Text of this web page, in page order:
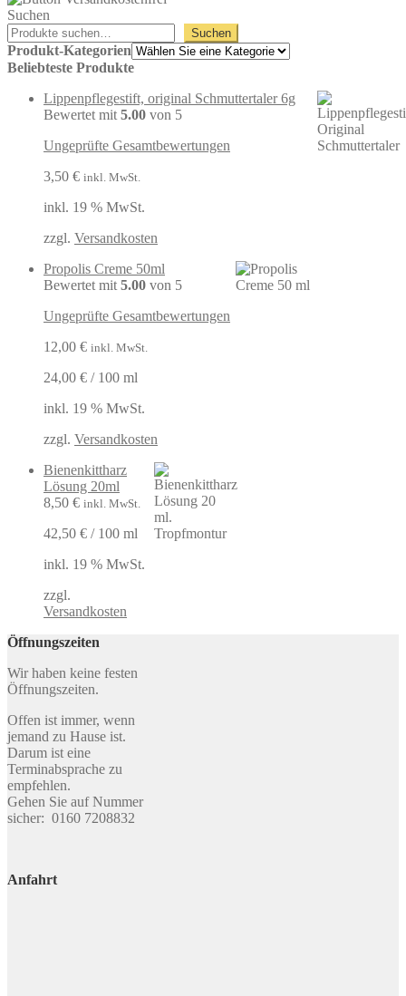
Suchen
Suchen
Produkt-Kategorien
Beliebteste Produkte
Lippenpflegestift, original Schmuttertaler 6g
Bewertet mit 5.00 von 5
Ungeprüfte Gesamtbewertungen
3,50 € inkl. MwSt.
inkl. 19 % MwSt.
zzgl. Versandkosten
Propolis Creme 50ml
Bewertet mit 5.00 von 5
Ungeprüfte Gesamtbewertungen
12,00 € inkl. MwSt.
24,00 € / 100 ml
inkl. 19 % MwSt.
zzgl. Versandkosten
Bienenkittharz
Lösung 20ml
8,50 € inkl. MwSt.
42,50 € / 100 ml
inkl. 19 % MwSt.
zzgl.
Versandkosten
Öffnungszeiten
Wir haben keine festen
Öffnungszeiten.
Offen ist immer, wenn
jemand zu Hause ist.
Darum ist eine
Terminabsprache zu
empfehlen.
Gehen Sie auf Nummer
sicher: 0160 7208832
Anfahrt